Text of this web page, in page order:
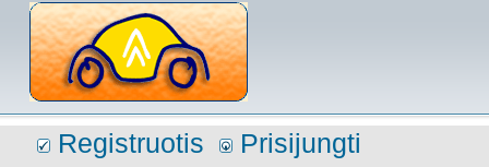
Registruotis Prisijungti